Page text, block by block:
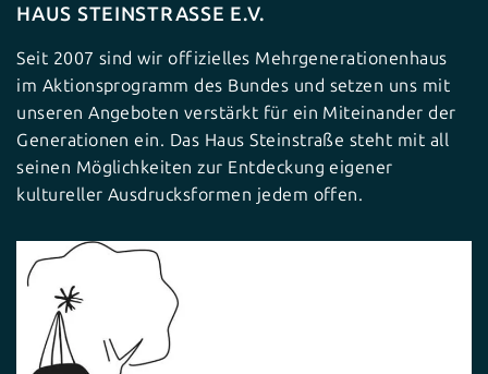
HAUS STEINSTRASSE E.V.
Seit 2007 sind wir offizielles Mehrgenerationenhaus
im Aktionsprogramm des Bundes und setzen uns mit
unseren Angeboten verstärkt für ein Miteinander der
Generationen ein. Das Haus Steinstraße steht mit all
seinen Möglichkeiten zur Entdeckung eigener
kultureller Ausdrucksformen jedem offen.